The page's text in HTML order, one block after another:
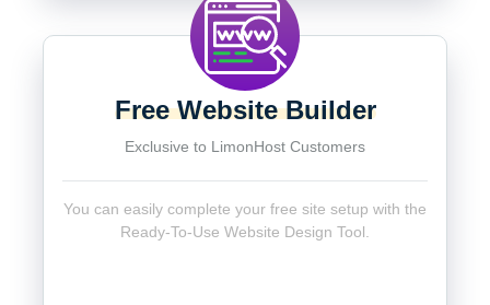
Free Website Builder
Exclusive to LimonHost Customers
You can easily complete your free site setup with the
Ready-To-Use Website Design Tool.